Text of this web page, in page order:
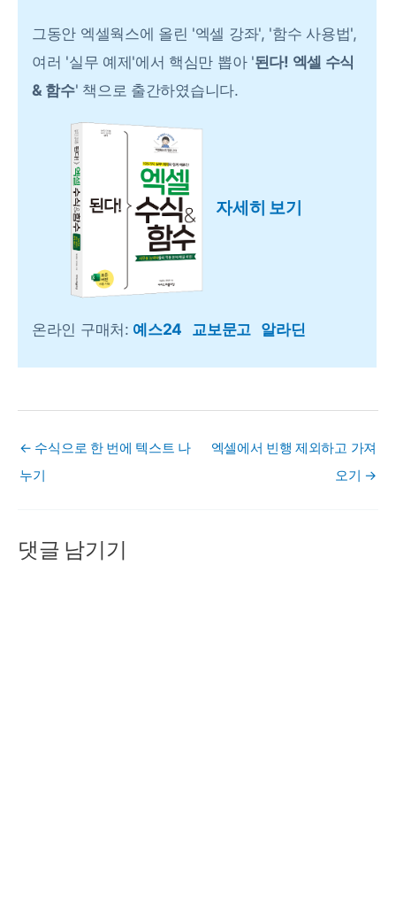
그동안 엑셀웍스에 올린 '엑셀 강좌', '함수 사용법',
여러 '실무 예제'에서 핵심만 뽑아 '된다! 엑셀 수식
& 함수' 책으로 출간하였습니다.
자세히 보기
온라인 구매처: 예스24 교보문고 알라딘
← 수식으로 한 번에 텍스트 나
누기
엑셀에서 빈행 제외하고 가져
오기 →
댓글 남기기